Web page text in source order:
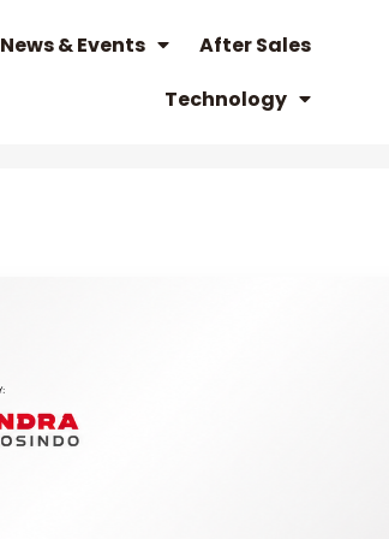
News & Events
After Sales
Technology